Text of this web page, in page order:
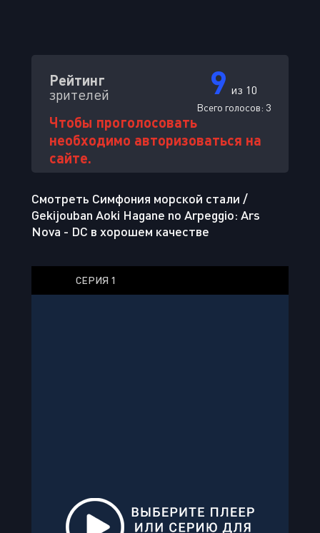
Рейтинг
зрителей 9 из 10
Всего голосов: 3
Чтобы проголосовать
необходимо авторизоваться на
сайте.
Смотреть Симфония морской стали /
Gekijouban Aoki Hagane no Arpeggio: Ars
Nova - DC в хорошем качестве
СЕРИЯ 1